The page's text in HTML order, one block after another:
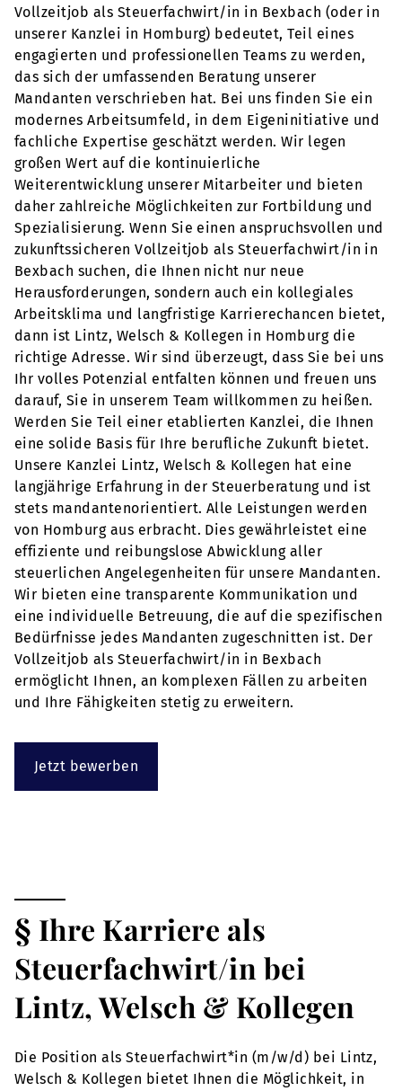
Vollzeitjob als Steuerfachwirt/in in Bexbach (oder in
unserer Kanzlei in Homburg) bedeutet, Teil eines
engagierten und professionellen Teams zu werden,
das sich der umfassenden Beratung unserer
Mandanten verschrieben hat. Bei uns finden Sie ein
modernes Arbeitsumfeld, in dem Eigeninitiative und
fachliche Expertise geschätzt werden. Wir legen
großen Wert auf die kontinuierliche
Weiterentwicklung unserer Mitarbeiter und bieten
daher zahlreiche Möglichkeiten zur Fortbildung und
Spezialisierung. Wenn Sie einen anspruchsvollen und
zukunftssicheren Vollzeitjob als Steuerfachwirt/in in
Bexbach suchen, die Ihnen nicht nur neue
Herausforderungen, sondern auch ein kollegiales
Arbeitsklima und langfristige Karrierechancen bietet,
dann ist Lintz, Welsch & Kollegen in Homburg die
richtige Adresse. Wir sind überzeugt, dass Sie bei uns
Ihr volles Potenzial entfalten können und freuen uns
darauf, Sie in unserem Team willkommen zu heißen.
Werden Sie Teil einer etablierten Kanzlei, die Ihnen
eine solide Basis für Ihre berufliche Zukunft bietet.
Unsere Kanzlei Lintz, Welsch & Kollegen hat eine
langjährige Erfahrung in der Steuerberatung und ist
stets mandantenorientiert. Alle Leistungen werden
von Homburg aus erbracht. Dies gewährleistet eine
effiziente und reibungslose Abwicklung aller
steuerlichen Angelegenheiten für unsere Mandanten.
Wir bieten eine transparente Kommunikation und
eine individuelle Betreuung, die auf die spezifischen
Bedürfnisse jedes Mandanten zugeschnitten ist. Der
Vollzeitjob als Steuerfachwirt/in in Bexbach
ermöglicht Ihnen, an komplexen Fällen zu arbeiten
und Ihre Fähigkeiten stetig zu erweitern.
Jetzt bewerben
§ Ihre Karriere als
Steuerfachwirt/in bei
Lintz, Welsch & Kollegen
Die Position als Steuerfachwirt*in (m/w/d) bei Lintz,
Welsch & Kollegen bietet Ihnen die Möglichkeit, in